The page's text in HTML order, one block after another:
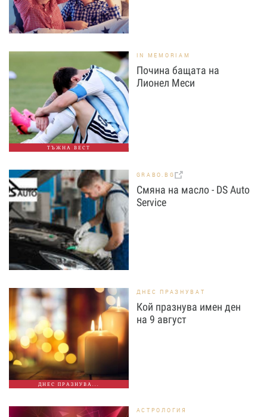
ТЪЖНА ВЕСТ
IN MEMORIAM
Почина бащата на
Лионел Меси
GRABO.BG
Смяна на масло - DS Auto
Service
ДНЕС ПРАЗНУВА...
ДНЕС ПРАЗНУВАТ
Кой празнува имен ден
на 9 август
АСТРОЛОГИЯ